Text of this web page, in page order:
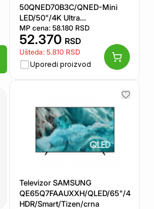
50QNED70B3C/QNED-Mini
LED/50"/4K Ultra
HD/smart/webOS 26/crna
MP cena: 58.180 RSD
52.370 RSD
Ušteda: 5.810 RSD
Uporedi proizvod
Televizor SAMSUNG
QE65Q7FAAUXXH/QLED/65"/4K/
HDR/Smart/Tizen/crna